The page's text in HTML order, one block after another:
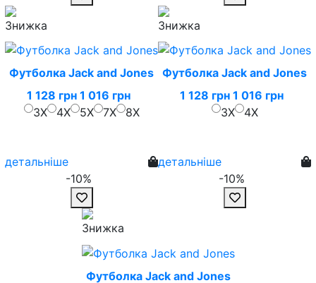
Футболка Jack and Jones
1 128 грн 1 016 грн
3X
4X 5X 7X 8X
детальніше
-10%
Футболка Jack and Jones
1 128 грн 1 016 грн
3X
4X
детальніше
-10%
Футболка Jack and Jones